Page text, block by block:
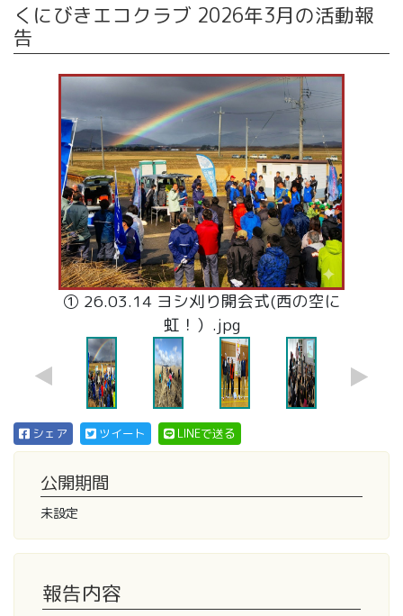
くにびきエコクラブ 2026年3月の活動報
告
① 26.03.14 ヨシ刈り開会式(西の空に
虹！）.jpg
② ヨシ刈り作業中.JPG
③ 26.03.16 あったか元気便｢パッキング
作業」に参加.JPG
④ 26.03.27 しまね児童クラブ電子紙芝居
上演会.png
シェア ツイート LINEで送る
公開期間
未設定
報告内容